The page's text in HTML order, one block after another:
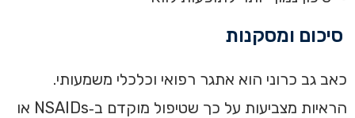
סיכום ומסקנות
כאב גב כרוני הוא אתגר רפואי וכלכלי משמעותי.
הראיות מצביעות על כך שטיפול מוקדם ב‑NSAIDs או